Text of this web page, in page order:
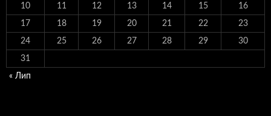
10 11 12 13 14 15 16
17 18 19 20 21 22 23
24 25 26 27 28 29 30
31
« Лип